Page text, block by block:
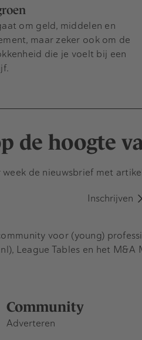
om geld, middelen en
maar zeker ook om de
die je voelt bij een
de hoogte
de nieuwsbrief met
Inschrijven
Community
Adverteren
voor (young)
League Tables en het M&A